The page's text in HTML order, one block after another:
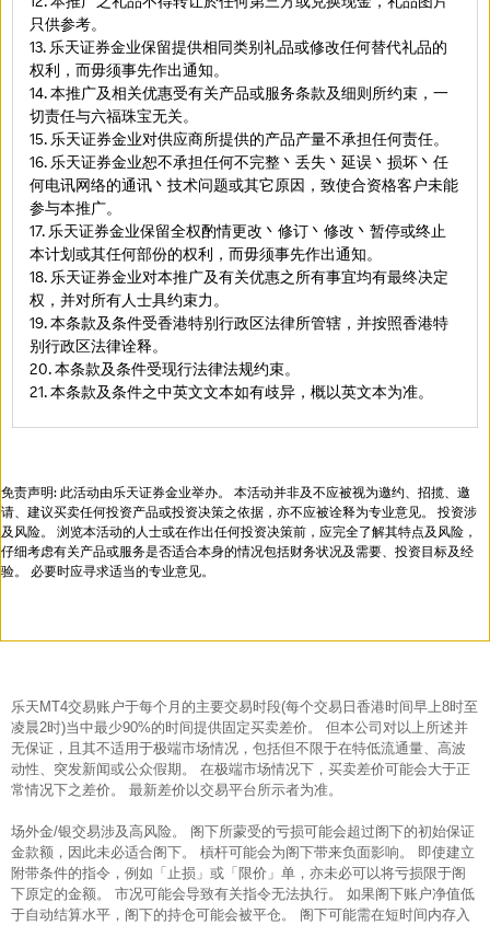
只供参考。
13. 乐天证券金业保留提供相同类别礼品或修改任何替代礼品的
权利，而毋须事先作出通知。
14. 本推广及相关优惠受有关产品或服务条款及细则所约束，一
切责任与六福珠宝无关。
15. 乐天证券金业对供应商所提供的产品产量不承担任何责任。
16. 乐天证券金业恕不承担任何不完整丶丢失丶延误丶损坏丶任
何电讯网络的通讯丶技术问题或其它原因，致使合资格客户未能
参与本推广。
17. 乐天证券金业保留全权酌情更改丶修订丶修改丶暂停或终止
本计划或其任何部份的权利，而毋须事先作出通知。
18. 乐天证券金业对本推广及有关优惠之所有事宜均有最终决定
权，并对所有人士具约束力。
19. 本条款及条件受香港特别行政区法律所管辖，并按照香港特
别行政区法律诠释。
20. 本条款及条件受现行法律法规约束。
21. 本条款及条件之中英文文本如有歧异，概以英文本为准。
免责声明: 此活动由乐天证券金业举办。 本活动并非及不应被视为邀约、招揽、邀
请、建议买卖任何投资产品或投资决策之依据，亦不应被诠释为专业意见。 投资涉
及风险。 浏览本活动的人士或在作出任何投资决策前，应完全了解其特点及风险，
仔细考虑有关产品或服务是否适合本身的情况包括财务状况及需要、投资目标及经
验。 必要时应寻求适当的专业意见。
乐天MT4交易账户于每个月的主要交易时段(每个交易日香港时间早上8时至
凌晨2时)当中最少90%的时间提供固定买卖差价。 但本公司对以上所述并
无保证，且其不适用于极端市场情况，包括但不限于在特低流通量、高波
动性、突发新闻或公众假期。 在极端市场情况下，买卖差价可能会大于正
常情况下之差价。 最新差价以交易平台所示者为准。
场外金/银交易涉及高风险。 阁下所蒙受的亏损可能会超过阁下的初始保证
金款额，因此未必适合阁下。 槓杆可能会为阁下带来负面影响。 即使建立
附带条件的指令，例如「止损」或「限价」单，亦未必可以将亏损限于阁
下原定的金额。 市况可能会导致有关指令无法执行。 如果阁下账户净值低
于自动结算水平，阁下的持仓可能会被平仓。 阁下可能需在短时间内存入